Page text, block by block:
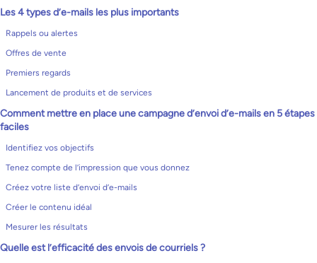
Les 4 types d’e-mails les plus importants
Rappels ou alertes
Offres de vente
Premiers regards
Lancement de produits et de services
Comment mettre en place une campagne d’envoi d’e-mails en 5 étapes
faciles
Identifiez vos objectifs
Tenez compte de l’impression que vous donnez
Créez votre liste d’envoi d’e-mails
Créer le contenu idéal
Mesurer les résultats
Quelle est l’efficacité des envois de courriels ?